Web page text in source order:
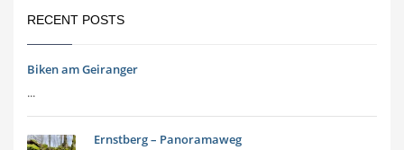
RECENT POSTS
Biken am Geiranger
...
Ernstberg – Panoramaweg